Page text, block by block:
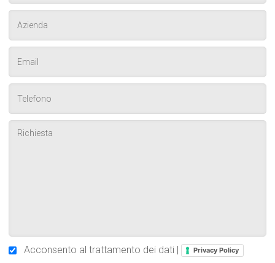
Acconsento al trattamento dei dati | Privacy Policy